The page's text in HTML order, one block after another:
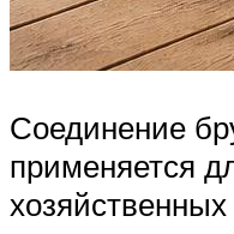
Соединение
применяется
хозяйственных